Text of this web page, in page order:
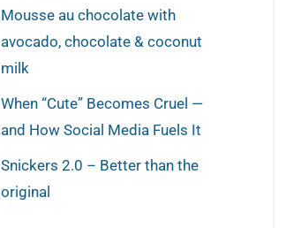
Mousse au chocolate with
avocado, chocolate & coconut
milk
When “Cute” Becomes Cruel —
and How Social Media Fuels It
Snickers 2.0 – Better than the
original